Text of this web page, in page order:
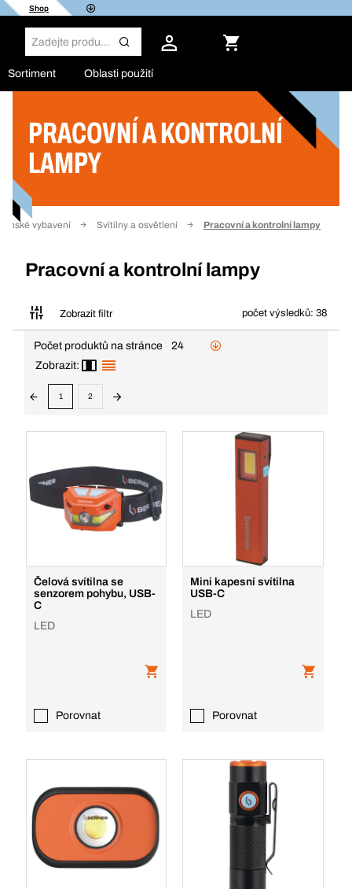
Shop
Sortiment Oblasti použití
PRACOVNÍ A KONTROLNÍ
LAMPY
vybavení Svítilny a osvětlení Pracovní a kontrolní lampy
Pracovní a kontrolní lampy
Zobrazit filtr počet výsledků: 38
Filtr
Počet produktů na stránce
24
Zobrazit:
1 2
Čelová svítilna se
senzorem pohybu, USB-
C
LED
Porovnat
Mini kapesní svítilna
USB-C
LED
Porovnat